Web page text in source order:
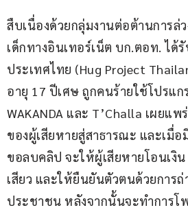
สืบเนื่องด้วยกลุ่มงานต่อต้านการล่
เด็กทางอินเทอร์เน็ต บก.ตอท. ได้
ประเทศไทย (Hug Project
อายุ 17 ปีเศษ ถูกคนร้ายใช้โปรแก
WAKANDA และ T’Challa เผยแ
ของผู้เสียหายสู่สาธารณะ และเมื่
ขอลบคลิป จะให้ผู้เสียหายโอนเงิ
เสียว และให้ยืนยันตัวตนด้วยการ
ประชาชน หลังจากนั้นจะทำการโ